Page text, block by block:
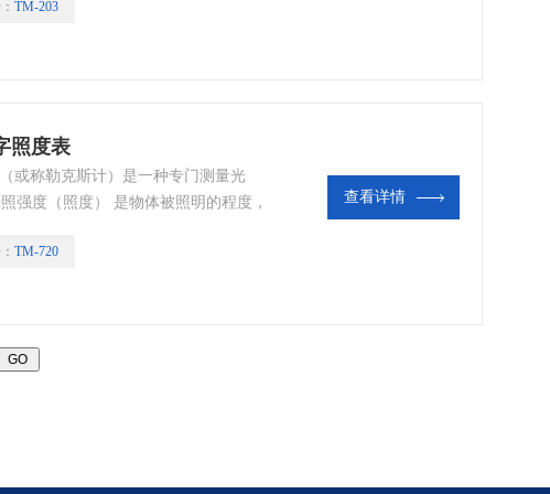
TM-203
照度表
或称勒克斯计）是一种专门测量光
强度（照度） 是物体被照明的程度，
TM-720
查看详情